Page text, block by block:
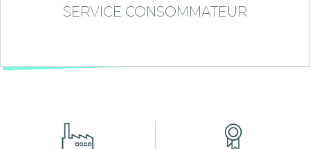
SERVICE CONSOMMATEUR